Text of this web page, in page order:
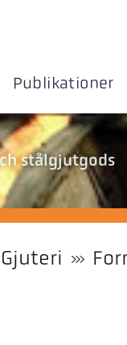
Publikationer
stålgjutgods
Gjuteri